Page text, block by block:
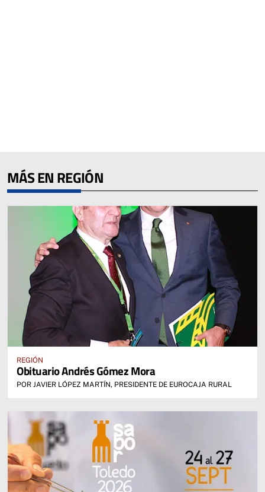
MÁS EN REGIÓN
REGIÓN
Obituario Andrés Gómez Mora
POR JAVIER LÓPEZ MARTÍN, PRESIDENTE DE EUROCAJA RURAL